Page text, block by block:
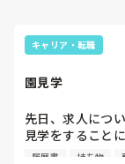
キャリア・転職
園見学
先日、求人につ
見学をすること
私としては求人
履歴書 持ち物